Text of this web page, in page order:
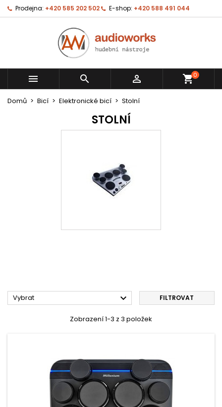
Prodejna: +420 585 202 502 E-shop: +420 588 491 044
   shopping_cart0
Domů Bicí Elektronické bicí Stolní
STOLNÍ
Vybrat  FILTROVAT
Zobrazení 1-3 z 3 položek